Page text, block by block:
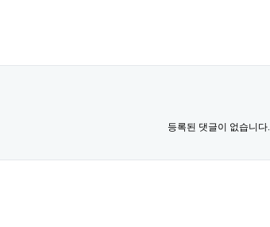
등록된 댓글이 없습니다.